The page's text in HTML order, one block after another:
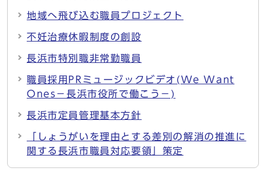
地域へ飛び込む職員プロジェクト
不妊治療休暇制度の創設
長浜市特別職非常勤職員
職員採用PRミュージックビデオ(We Want
Ones－長浜市役所で働こう－)
長浜市定員管理基本方針
「しょうがいを理由とする差別の解消の推進に
関する長浜市職員対応要領」策定